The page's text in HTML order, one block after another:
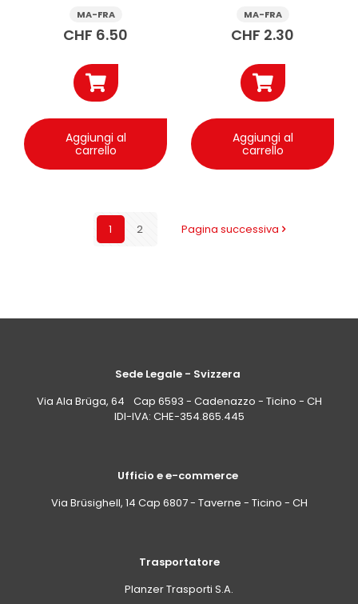
MA-FRA
CHF 6.50
Aggiungi al
carrello
MA-FRA
CHF 2.30
Aggiungi al
carrello
1 2 Pagina successiva
Sede Legale - Svizzera
Via Ala Brüga, 64 Cap 6593 - Cadenazzo - Ticino - CH
IDI-IVA: CHE-354.865.445
Ufficio e e-commerce
Via Brüsighell, 14 Cap 6807 - Taverne - Ticino - CH
Trasportatore
Planzer Trasporti S.A.